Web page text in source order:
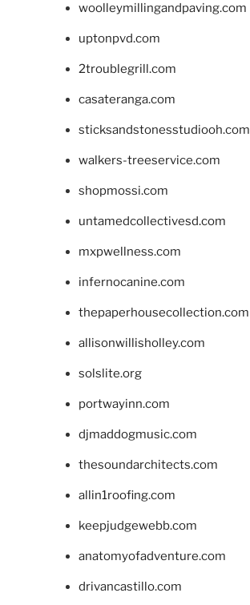
woolleymillingandpaving.com
uptonpvd.com
2troublegrill.com
casateranga.com
sticksandstonesstudiooh.com
walkers-treeservice.com
shopmossi.com
untamedcollectivesd.com
mxpwellness.com
infernocanine.com
thepaperhousecollection.com
allisonwillisholley.com
solslite.org
portwayinn.com
djmaddogmusic.com
thesoundarchitects.com
allin1roofing.com
keepjudgewebb.com
anatomyofadventure.com
drivancastillo.com